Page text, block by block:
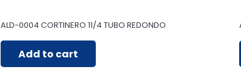
ALD-0004 CORTINERO 11/4 TUBO REDONDO
Add to cart